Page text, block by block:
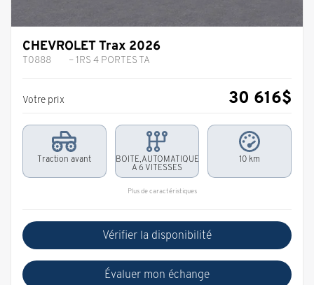
CHEVROLET Trax 2026
T0888 – 1RS 4 PORTES TA
Votre prix 30 616$
Traction avant
BOITE,AUTOMATIQUE
A 6 VITESSES
10 km
Plus de caractéristiques
Vérifier la disponibilité
Évaluer mon échange